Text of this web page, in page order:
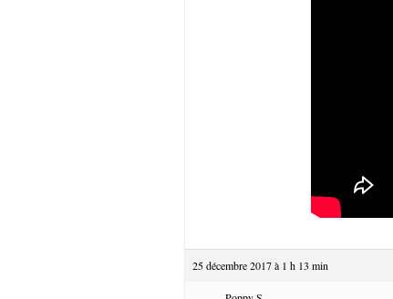
25 décembre 2017 à 1 h 13 min